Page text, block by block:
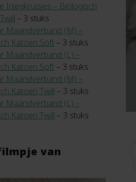
Inlegkruisjes – Biologisch
– 3 stuks
Maandverband (M) –
Katoen Soft – 3 stuks
Maandverband (L) –
Katoen Soft – 3 stuks
Maandverband (M) –
Katoen Twill – 3 stuks
Maandverband (L) –
Katoen Twill – 3 stuks
van